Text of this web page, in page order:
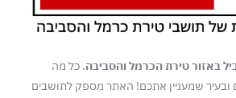
באזור טירת הכרמל והסביבה. כל מה
שמעניין אתכם! האתר מספק לתושבים